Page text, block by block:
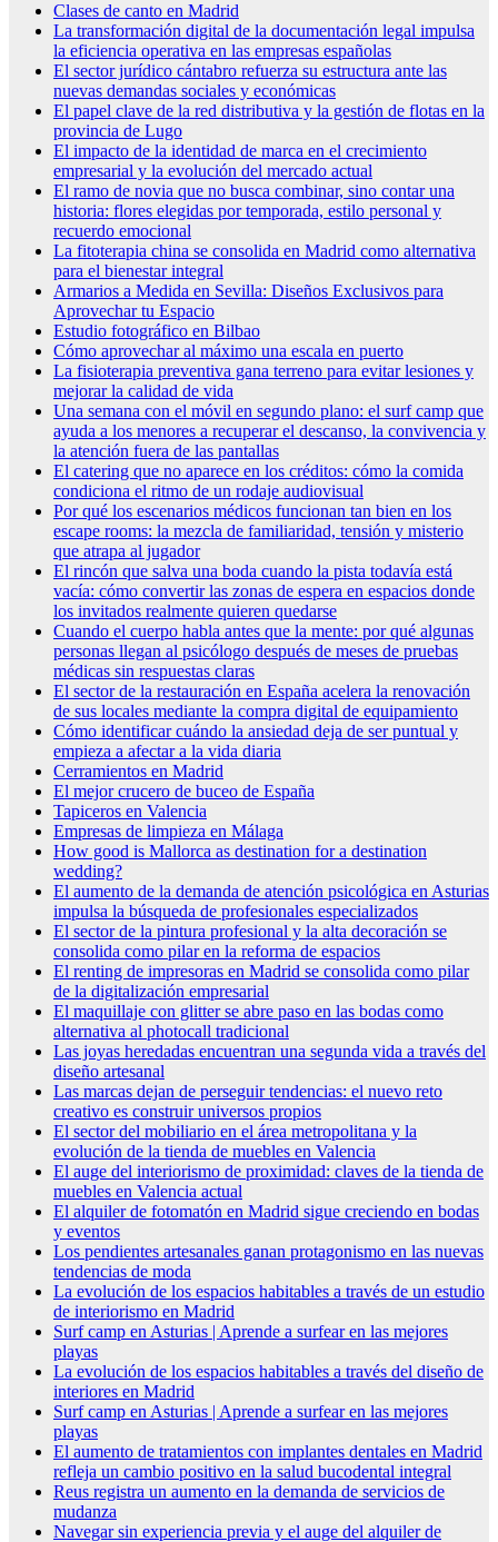
Clases de canto en Madrid
La transformación digital de la documentación legal impulsa
la eficiencia operativa en las empresas españolas
El sector jurídico cántabro refuerza su estructura ante las
nuevas demandas sociales y económicas
El papel clave de la red distributiva y la gestión de flotas en la
provincia de Lugo
El impacto de la identidad de marca en el crecimiento
empresarial y la evolución del mercado actual
El ramo de novia que no busca combinar, sino contar una
historia: flores elegidas por temporada, estilo personal y
recuerdo emocional
La fitoterapia china se consolida en Madrid como alternativa
para el bienestar integral
Armarios a Medida en Sevilla: Diseños Exclusivos para
Aprovechar tu Espacio
Estudio fotográfico en Bilbao
Cómo aprovechar al máximo una escala en puerto
La fisioterapia preventiva gana terreno para evitar lesiones y
mejorar la calidad de vida
Una semana con el móvil en segundo plano: el surf camp que
ayuda a los menores a recuperar el descanso, la convivencia y
la atención fuera de las pantallas
El catering que no aparece en los créditos: cómo la comida
condiciona el ritmo de un rodaje audiovisual
Por qué los escenarios médicos funcionan tan bien en los
escape rooms: la mezcla de familiaridad, tensión y misterio
que atrapa al jugador
El rincón que salva una boda cuando la pista todavía está
vacía: cómo convertir las zonas de espera en espacios donde
los invitados realmente quieren quedarse
Cuando el cuerpo habla antes que la mente: por qué algunas
personas llegan al psicólogo después de meses de pruebas
médicas sin respuestas claras
El sector de la restauración en España acelera la renovación
de sus locales mediante la compra digital de equipamiento
Cómo identificar cuándo la ansiedad deja de ser puntual y
empieza a afectar a la vida diaria
Cerramientos en Madrid
El mejor crucero de buceo de España
Tapiceros en Valencia
Empresas de limpieza en Málaga
How good is Mallorca as destination for a destination
wedding?
El aumento de la demanda de atención psicológica en Asturias
impulsa la búsqueda de profesionales especializados
El sector de la pintura profesional y la alta decoración se
consolida como pilar en la reforma de espacios
El renting de impresoras en Madrid se consolida como pilar
de la digitalización empresarial
El maquillaje con glitter se abre paso en las bodas como
alternativa al photocall tradicional
Las joyas heredadas encuentran una segunda vida a través del
diseño artesanal
Las marcas dejan de perseguir tendencias: el nuevo reto
creativo es construir universos propios
El sector del mobiliario en el área metropolitana y la
evolución de la tienda de muebles en Valencia
El auge del interiorismo de proximidad: claves de la tienda de
muebles en Valencia actual
El alquiler de fotomatón en Madrid sigue creciendo en bodas
y eventos
Los pendientes artesanales ganan protagonismo en las nuevas
tendencias de moda
La evolución de los espacios habitables a través de un estudio
de interiorismo en Madrid
Surf camp en Asturias | Aprende a surfear en las mejores
playas
La evolución de los espacios habitables a través del diseño de
interiores en Madrid
Surf camp en Asturias | Aprende a surfear en las mejores
playas
El aumento de tratamientos con implantes dentales en Madrid
refleja un cambio positivo en la salud bucodental integral
Reus registra un aumento en la demanda de servicios de
mudanza
Navegar sin experiencia previa y el auge del alquiler de